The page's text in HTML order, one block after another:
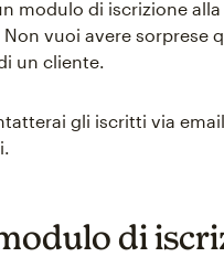
modulo di iscrizione
vuoi avere sorprese
un cliente.
gli iscritti via
di